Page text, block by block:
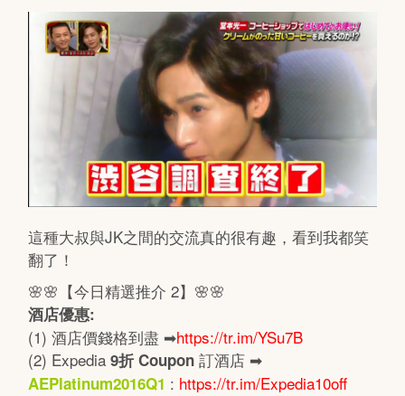
這種大叔與JK之間的交流真的很有趣，看到我都笑
翻了！
🌸🌸【今日精選推介 2】🌸🌸
酒店優惠:
(1) 酒店價錢格到盡 ➡https://tr.im/YSu7B
(2) Expedia9折 Coupon 訂酒店 ➡
AEPlatinum2016Q1 : https://tr.im/Expedia10off